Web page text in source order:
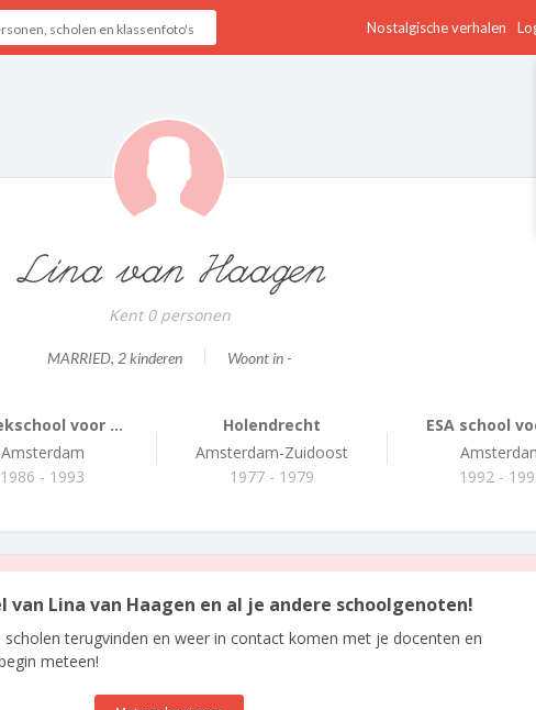
Nostalgische verhalen
Lina van Haagen
Kent 0 personen
MARRIED, 2 kinderen Woont in -
voor ...
Amsterdam
1986 - 1993
Holendrecht
Amsterdam-Zuidoost
1977 - 1979
ESA school
1992 -
Lina van Haagen en al je andere schoolgenoten!
scholen terugvinden en weer in contact komen met je docenten en
meteen!